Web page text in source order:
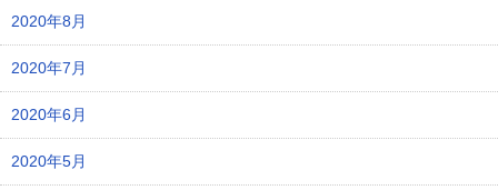
2020年8月
2020年7月
2020年6月
2020年5月